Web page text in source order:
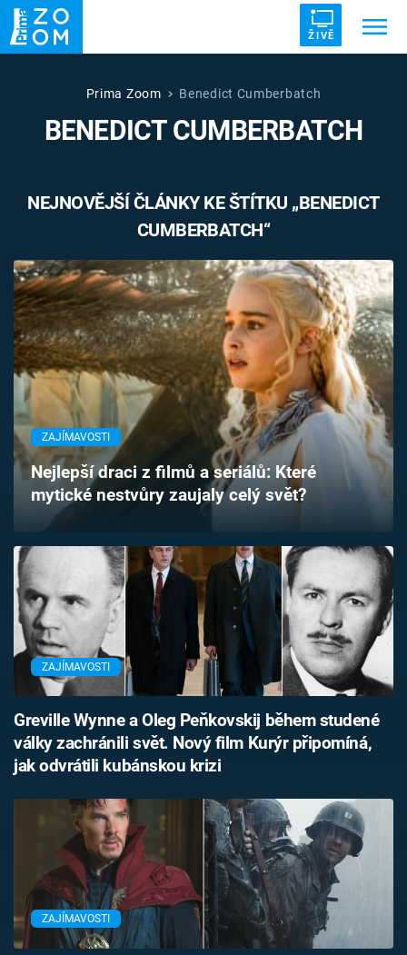
ŽIVĚ
ZRÁDCI DRUHÁ SVĚTOVÁ VÁLKA
ZÁHADY VETŘELCI DÁVNOVĚKU
Témata
Pořady
TV Program
Časopis
Sledujte prima+
Přihlášení
Sledujte nás
Prima Zoom Benedict Cumberbatch
BENEDICT CUMBERBATCH
NEJNOVĚJŠÍ ČLÁNKY KE ŠTÍTKU „BENEDICT
CUMBERBATCH“
ZAJÍMAVOSTI
Nejlepší draci z filmů a seriálů: Které
mytické nestvůry zaujaly celý svět?
ZAJÍMAVOSTI
Greville Wynne a Oleg Peňkovskij během studené
války zachránili svět. Nový film Kurýr připomíná,
jak odvrátili kubánskou krizi
ZAJÍMAVOSTI